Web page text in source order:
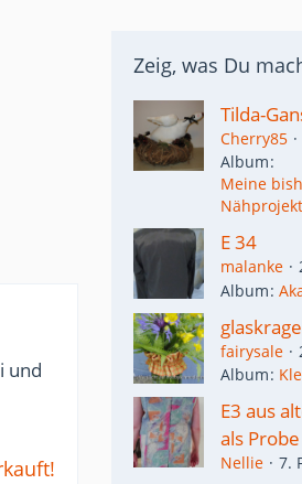
und
Zeig, was Du
Tilda-
Cherry85
Album
Meine
E 34
malanke
Album
fairysale
Album
E3 aus
als Probe
Nellie 7.